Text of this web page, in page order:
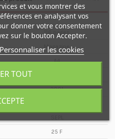
116 pages
Magazine
A4
2001
25 F
et vous montrer des
en analysant vos
donner votre consentement
sur le bouton Accepter.
Personnaliser les cookies
TOUT